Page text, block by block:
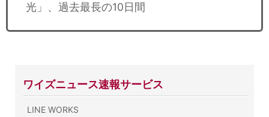
光」、過去最長の10日間
ワイズニュース速報サービス
LINE WORKS